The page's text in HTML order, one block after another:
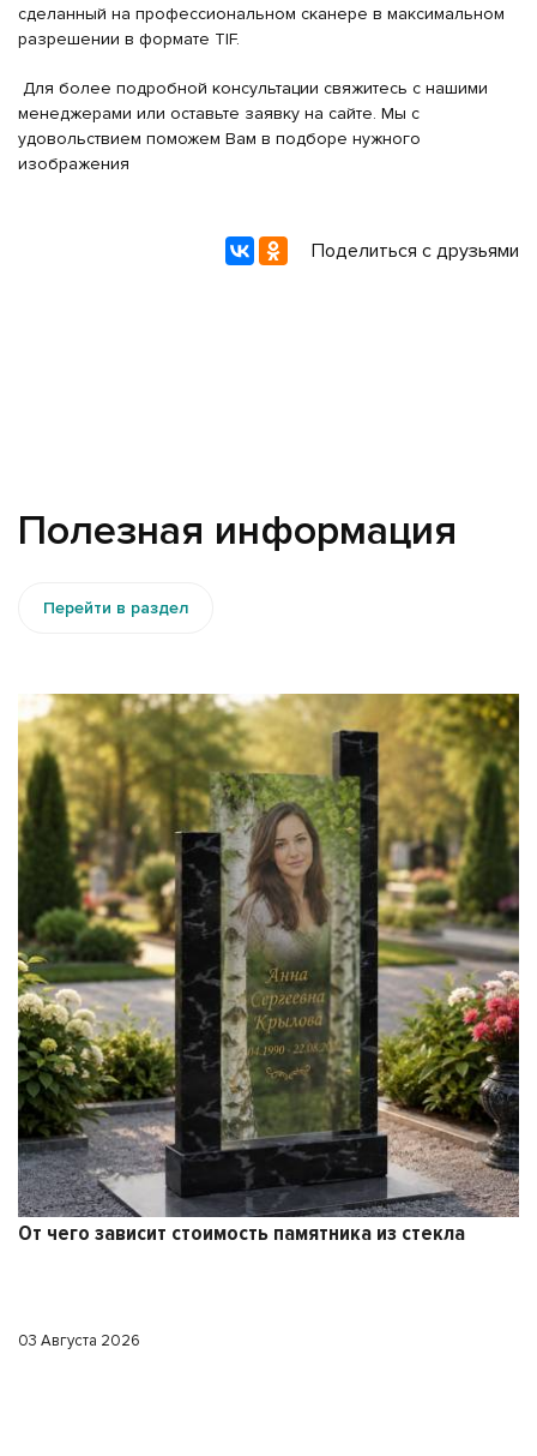
сделанный на профессиональном сканере в максимальном
разрешении в формате TIF.
Для более подробной консультации свяжитесь с нашими
менеджерами или оставьте заявку на сайте. Мы с
удовольствием поможем Вам в подборе нужного
изображения
Поделиться с друзьями
Полезная информация
Перейти в раздел
чего зависит стоимость памятника из стекла
Августа 2026